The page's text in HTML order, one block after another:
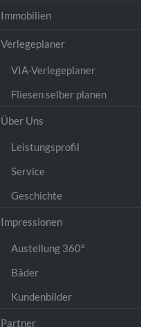
Immobilien
Verlegeplaner
VIA-Verlegeplaner
Fliesen selber planen
Über Uns
Leistungsprofil
Service
Geschichte
Impressionen
Austellung 360°
Bäder
Kundenbilder
Partner